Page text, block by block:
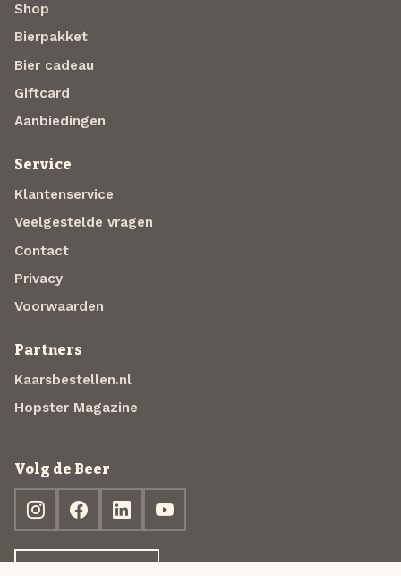
Shop
Bierpakket
Bier cadeau
Giftcard
Aanbiedingen
Service
Klantenservice
Veelgestelde vragen
Contact
Privacy
Voorwaarden
Partners
Kaarsbestellen.nl
Hopster Magazine
Volg de Beer